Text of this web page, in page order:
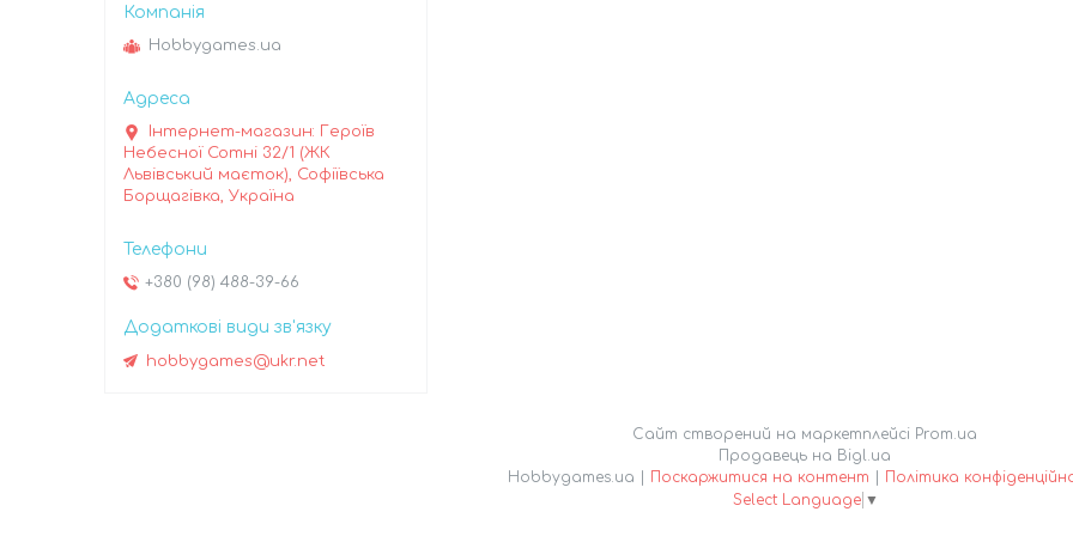
Hobbygames.ua
Інтернет-магазин: Героїв
Небесної Сотні 32/1 (ЖК
Львівський маєток), Софіївська
Борщагівка, Україна
+380 (98) 488-39-66
hobbygames@ukr.net
Сайт створений на маркетплейсі Prom.ua
Продавець на Bigl.ua
Поскаржитися на контент
Політика
Select Language ▼